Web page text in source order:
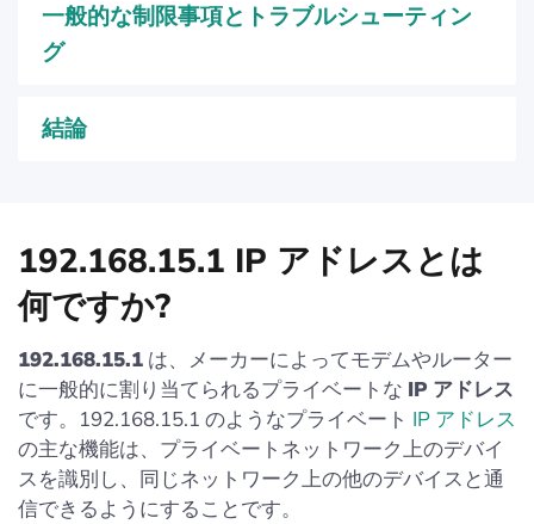
一般的な制限事項とトラブルシューティン
グ
結論
192.168.15.1 IP アドレスとは
何ですか?
192.168.15.1 は、メーカーによってモデムやルーター
に一般的に割り当てられるプライベートな IP アドレス
です。192.168.15.1 のようなプライベート IP アドレス
の主な機能は、プライベートネットワーク上のデバイ
スを識別し、同じネットワーク上の他のデバイスと通
信できるようにすることです。